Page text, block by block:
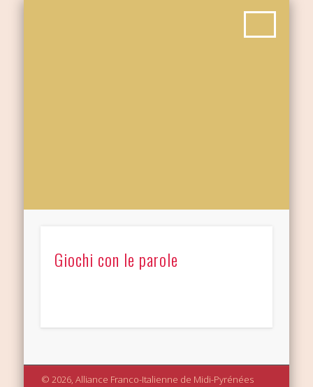
Giochi con le parole
© 2026, Alliance Franco-Italienne de Midi-Pyrénées